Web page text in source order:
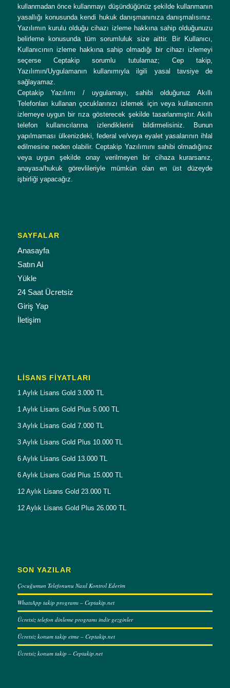
kullanmadan önce kullanmayı düşündüğünüz şekilde kullanmanın
yasallığı konusunda kendi hukuk danışmanınıza danışmalısınız.
Yazılımın kurulu olduğu cihazı izleme hakkına sahip olduğunuzu
belirleme konusunda tüm sorumluluk size aittir. Bir Kullanıcı,
Kullanıcının izleme hakkına sahip olmadığı bir cihazı izlemeyi
seçerse Ceptakip sorumlu tutulamaz; Cep takip,
Yazılımın/Uygulamanın kullanımıyla ilgili yasal tavsiye de
sağlayamaz.
Ceptakip Yazılımı / uygulamayı, sahibi olduğunuz Akıllı
Telefonları kullanan çocuklarınızı izlemek için veya kullanıcının
izlemeye uygun bir rıza gösterecek şekilde tasarlanmıştır. Akıllı
telefon kullanıcılarına izlendiklerini bildirmelisiniz. Bunun
yapılmaması ülkenizdeki, federal ve/veya eyalet yasalarının ihlal
edilmesine neden olabilir. Ceptakip Yazılımını sahibi olmadığınız
veya uygun şekilde onay verilmeyen bir cihaza kurarsanız,
anayasa/hukuk görevlileriyle mümkün olan en üst düzeyde
işbirliği yapacağız.
SAYFALAR
Anasayfa
Satın Al
Yükle
24 Saat Ücretsiz
Giriş Yap
İletişim
LISANS FIYATLARI
1 Aylık Lisans Gold 3.000 TL
1 Aylık Lisans Gold Plus 5.000 TL
3 Aylık Lisans Gold 7.000 TL
3 Aylık Lisans Gold Plus 10.000 TL
6 Aylık Lisans Gold 13.000 TL
6 Aylık Lisans Gold Plus 15.000 TL
12 Aylık Lisans Gold 23.000 TL
12 Aylık Lisans Gold Plus 26.000 TL
SON YAZILAR
Çocuğumun Telefonunu Nasıl Kontrol Ederim
WhatsApp takip programı – Ceptakip.net
Ücretsiz telefon dinleme programı indir gezginler
Ücretsiz konum takip etme – Ceptakip.net
Ücretsiz konum takip – Ceptakip.net